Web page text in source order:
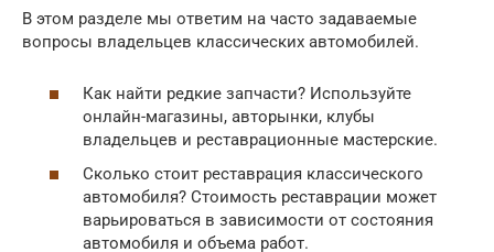
В этом разделе мы ответим на часто задаваемые
вопросы владельцев классических автомобилей.
Как найти редкие запчасти? Используйте
онлайн-магазины, авторынки, клубы
владельцев и реставрационные мастерские.
Сколько стоит реставрация классического
автомобиля? Стоимость реставрации может
варьироваться в зависимости от состояния
автомобиля и объема работ.